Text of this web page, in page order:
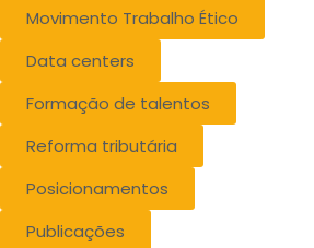
Movimento Trabalho Ético
Data centers
Formação de talentos
Reforma tributária
Posicionamentos
Publicações